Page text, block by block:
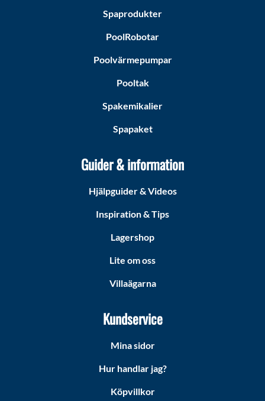
Spaprodukter
PoolRobotar
Poolvärmepumpar
Pooltak
Spakemikalier
Spapaket
Guider & information
Hjälpguider & Videos
Inspiration & Tips
Lagershop
Lite om oss
Villaägarna
Kundservice
Mina sidor
Hur handlar jag?
Köpvillkor